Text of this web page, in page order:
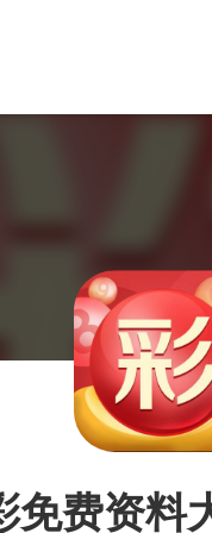
免费资料